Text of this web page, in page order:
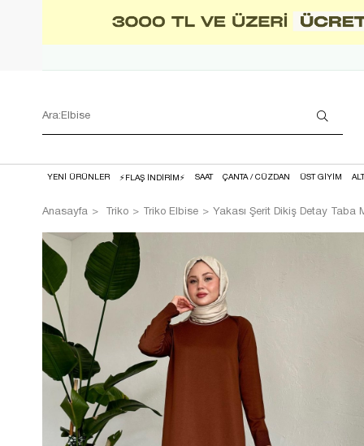
YENİ ÜRÜNLER ⚡FLAŞ İNDİRİM⚡ SAAT ÇANTA / CÜZDAN ÜST GİYİM
Anasayfa Triko Triko Elbise Yakası Şerit Dikiş Detay Taba